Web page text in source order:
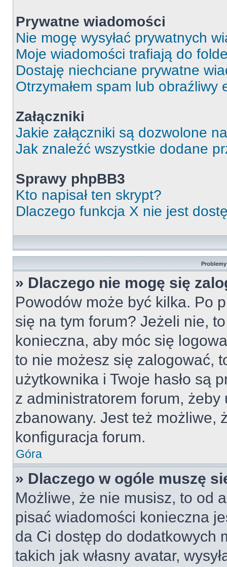
Prywatne wiadomości
Nie mogę wysyłać prywatnych
Moje wiadomości trafiają do
Dostaję niechciane prywatne
Otrzymałem spam lub
Załączniki
Jakie załączniki są dozwolone
Jak znaleźć wszystkie dodane
Sprawy phpBB3
Kto napisał ten skrypt?
Dlaczego funkcja X nie jest
» Dlaczego nie mogę się
Powodów może być kilka. Po
się na tym forum? Jeżeli nie,
konieczna, aby móc się
to nie możesz się zalogować,
użytkownika i Twoje hasło są
z administratorem forum, żeby
zbanowany. Jest też możliwe,
konfiguracja forum.
Góra
» Dlaczego w ogóle muszę
Możliwe, że nie musisz, to od
pisać wiadomości konieczna
da Ci dostęp do dodatkowych
takich jak własny avatar,